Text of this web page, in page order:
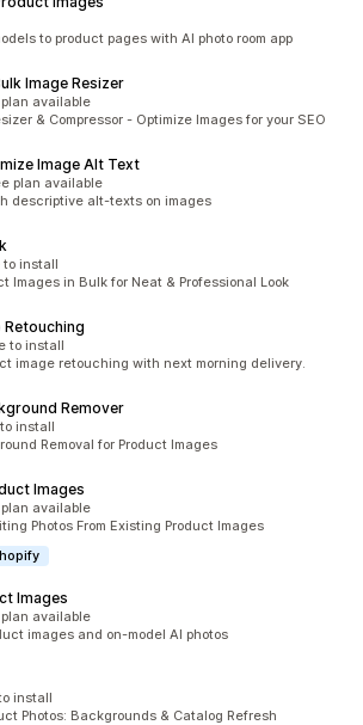
to product pages with AI photo room app
Image Resizer
plan available
& Compressor - Optimize Images for your SEO
Image Alt Text
plan available
descriptive alt-texts on images
to install
Images in Bulk for Neat & Professional Look
Retouching
to install
image retouching with next morning delivery.
Remover
install
Removal for Product Images
Images
plan available
Photos From Existing Product Images
Images
plan available
images and on-model AI photos
install
Photos: Backgrounds & Catalog Refresh